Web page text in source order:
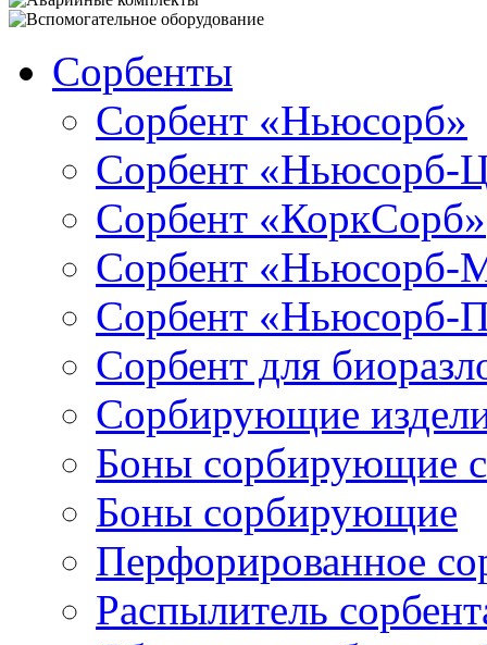
Сорбенты
Сорбент «Ньюсорб»
Сорбент «Ньюсорб-
Сорбент «КоркСорб»
Сорбент «Ньюсорб-
Сорбент «Ньюсорб-
Сорбент для
Сорбирующие
Боны сорбирующие
Боны сорбирующие
Перфорированное
Распылитель